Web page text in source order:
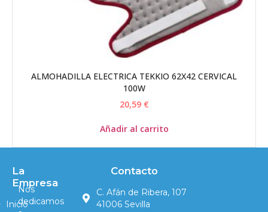
ALMOHADILLA ELECTRICA TEKKIO 62X42 CERVICAL
100W
20,59 €
Añadir al carrito
Nos
dedicamos
La
Empresa
Inicio
Contacto
C. Afán de Ribera, 107
41006 Sevilla